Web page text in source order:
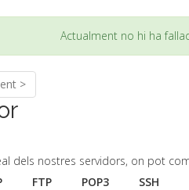
Actualment no hi ha
>
dels nostres servidors, on pot
FTP POP3 SSH